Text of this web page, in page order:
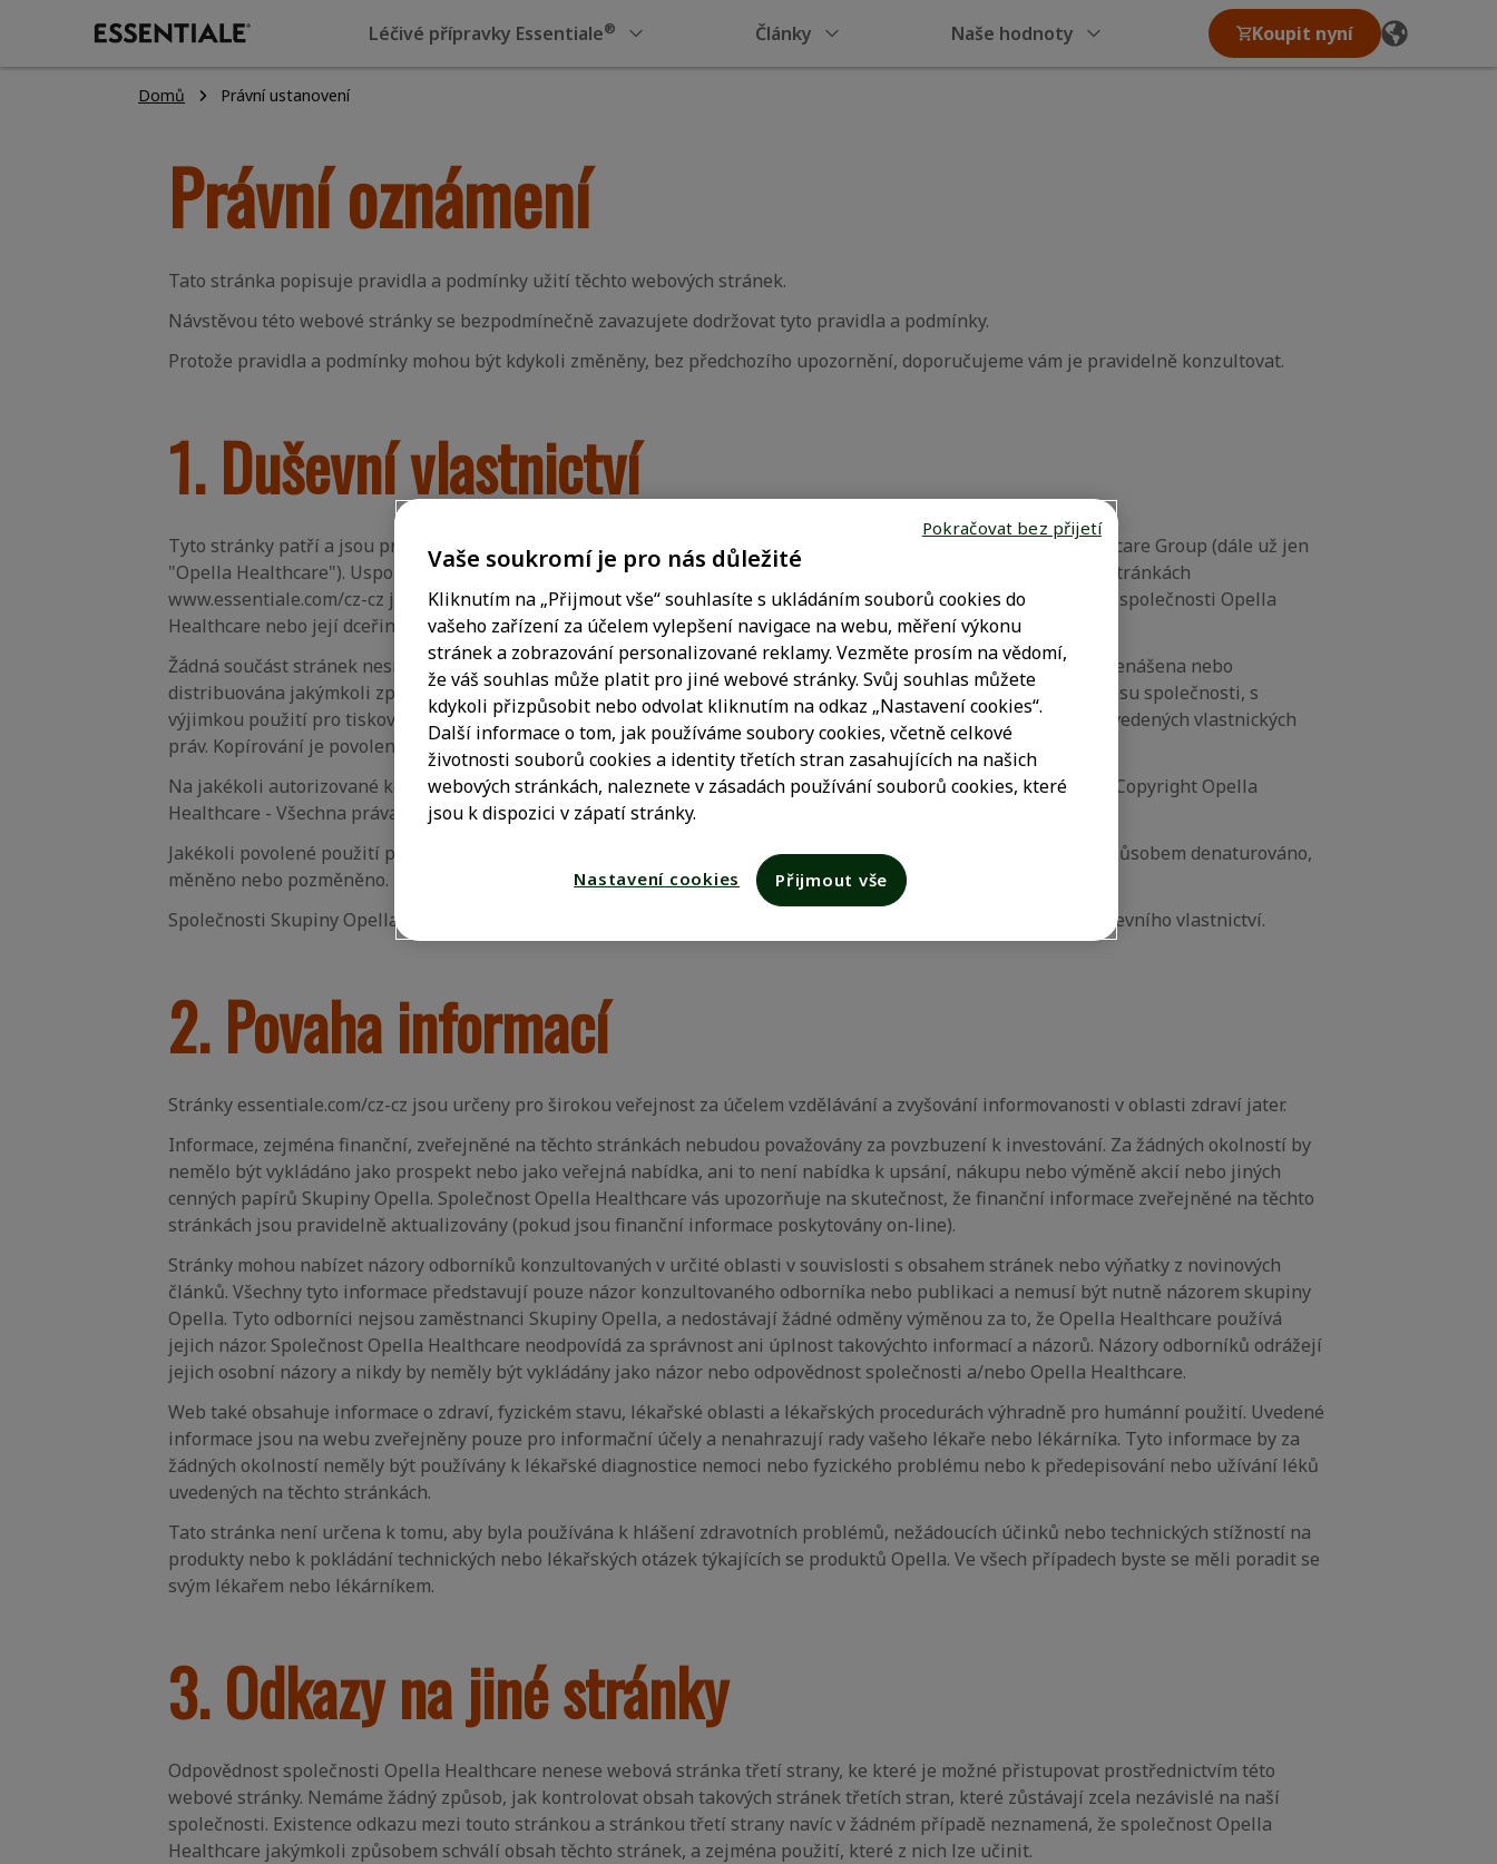
Léčivé přípravky Essentiale® Články Naše hodnoty Koupit nyní
Domů Právní ustanovení
Právní oznámení
Tato stránka popisuje pravidla a podmínky užití těchto webových stránek.
Návstěvou této webové stránky se bezpodmínečně zavazujete dodržovat tyto pravidla a podmínky.
Protože pravidla a podmínky mohou být kdykoli změněny, bez předchozího upozornění, doporučujeme vám je pravidelně konzultovat.
1. Duševní vlastnictví
Tyto stránky patří a jsou provozovány společností Opella Healthcare Czech, s.r.o. patřící do skupiny Opella Healthcare Group (dále už jen
"Opella Healthcare"). Uspořádání a každý prvek včetně ochranných známek, log a název domén, zobrazených na stránkách
www.essentiale.com/cz-cz jsou chráněny současnými zákony o duševním vlastnictví a patří francouzské mateřské společnosti Opella
Healthcare nebo její dceřiné společnosti (dále jen "Skupina Opella"), nebo je jejich použití předmětem povolení.
Žádná součást stránek nesmí být kopírována, reprodukována, měněna, upravována, stahována, denaturována, přenášena nebo
distribuována jakýmkoli způsobem, na jakémkoli médiu, zcela nebo částečně, bez předchozího písemného souhlasu společnosti, s
výjimkou použití pro tiskové požadavky za podmínky dodržování práv duševního vlastnictví a jakýchkoli dalších uvedených vlastnických
práv. Kopírování je povoleno pouze pro osobní, soukromé, nekomerční použití na vašem osobním počítači.
Na jakékoli autorizované kopii celého obsahu stránek nebo jeho části by se mělo objevit následující prohlášení: „Copyright Opella
Healthcare - Všechna práva vyhrazena“.
Jakékoli povolené použití položek skládajících se nebo zobrazovaných na těchto stránkách nesmí být jakýmkoli způsobem denaturováno,
měněno nebo pozměněno.
Společnosti Skupiny Opella si vyhrazují právo podniknout právní kroky proti jakémukoli porušení jejich práv duševního vlastnictví.
2. Povaha informací
Stránky essentiale.com/cz-cz jsou určeny pro širokou veřejnost za účelem vzdělávání a zvyšování informovanosti v oblasti zdraví jater.
Informace, zejména finanční, zveřejněné na těchto stránkách nebudou považovány za povzbuzení k investování. Za žádných okolností by
nemělo být vykládáno jako prospekt nebo jako veřejná nabídka, ani to není nabídka k upsání, nákupu nebo výměně akcií nebo jiných
cenných papírů Skupiny Opella. Společnost Opella Healthcare vás upozorňuje na skutečnost, že finanční informace zveřejněné na těchto
stránkách jsou pravidelně aktualizovány (pokud jsou finanční informace poskytovány on-line).
Stránky mohou nabízet názory odborníků konzultovaných v určité oblasti v souvislosti s obsahem stránek nebo výňatky z novinových
článků. Všechny tyto informace představují pouze názor konzultovaného odborníka nebo publikaci a nemusí být nutně názorem skupiny
Opella. Tyto odborníci nejsou zaměstnanci Skupiny Opella, a nedostávají žádné odměny výměnou za to, že Opella Healthcare používá
jejich názor. Společnost Opella Healthcare neodpovídá za správnost ani úplnost takovýchto informací a názorů. Názory odborníků odrážejí
jejich osobní názory a nikdy by neměly být vykládány jako názor nebo odpovědnost společnosti a/nebo Opella Healthcare.
Web také obsahuje informace o zdraví, fyzickém stavu, lékařské oblasti a lékařských procedurách výhradně pro humánní použití. Uvedené
informace jsou na webu zveřejněny pouze pro informační účely a nenahrazují rady vašeho lékaře nebo lékárníka. Tyto informace by za
žádných okolností neměly být používány k lékařské diagnostice nemoci nebo fyzického problému nebo k předepisování nebo užívání léků
uvedených na těchto stránkách.
Tato stránka není určena k tomu, aby byla používána k hlášení zdravotních problémů, nežádoucích účinků nebo technických stížností na
produkty nebo k pokládání technických nebo lékařských otázek týkajících se produktů Opella. Ve všech případech byste se měli poradit se
svým lékařem nebo lékárníkem.
3. Odkazy na jiné stránky
Odpovědnost společnosti Opella Healthcare nenese webová stránka třetí strany, ke které je možné přistupovat prostřednictvím této
webové stránky. Nemáme žádný způsob, jak kontrolovat obsah takových stránek třetích stran, které zůstávají zcela nezávislé na naší
společnosti. Existence odkazu mezi touto stránkou a stránkou třetí strany navíc v žádném případě neznamená, že společnost Opella
Healthcare jakýmkoli způsobem schválí obsah těchto stránek, a zejména použití, které z nich lze učinit.
Vaše soukromí je pro nás důležité
Kliknutím na „Přijmout vše“ souhlasíte s ukládáním souborů cookies do
vašeho zařízení za účelem vylepšení navigace na webu, měření výkonu
stránek a zobrazování personalizované reklamy. Vezměte prosím na vědomí,
že váš souhlas může platit pro jiné webové stránky. Svůj souhlas můžete
kdykoli přizpůsobit nebo odvolat kliknutím na odkaz „Nastavení cookies“.
Další informace o tom, jak používáme soubory cookies, včetně celkové
životnosti souborů cookies a identity třetích stran zasahujících na našich
webových stránkách, naleznete v zásadách používání souborů cookies, které
jsou k dispozici v zápatí stránky.
Nastavení cookies Přijmout vše
Pokračovat bez přijetí